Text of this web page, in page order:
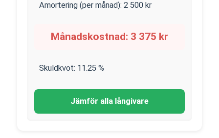
Amortering (per månad): 2 500 kr
Månadskostnad: 3 375 kr
Skuldkvot: 11.25 %
Jämför alla långivare